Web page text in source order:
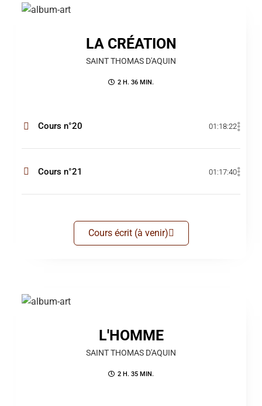
LA CRÉATION
SAINT THOMAS D'AQUIN
2 H. 36 MIN.
Cours n°20 01:18:22
Cours n°21 01:17:40
Cours écrit (à venir)
L'HOMME
SAINT THOMAS D'AQUIN
2 H. 35 MIN.